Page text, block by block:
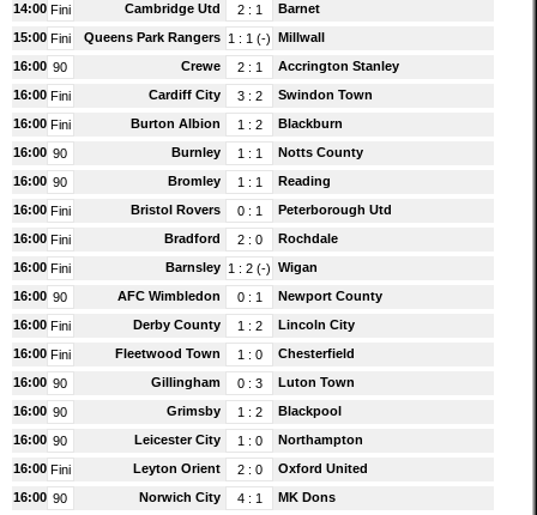
14:00 Fini Cambridge Utd 2: 1
Barnet
15:00 Fini Queens Park Rangers 1 : 1 (-)
Millwall
16:00 90 Crewe 2: 1
Accrington Stanley
16:00 Fini Cardiff City 3: 2
Swindon Town
16:00 Fini Burton Albion 1 : 2
Blackburn
16:00 90 Burnley 1 : 1
Notts County
16:00 90 Bromley 1 : 1
Reading
16:00 Fini Bristol Rovers 0: 1
Peterborough Utd
16:00 Fini Bradford 2: 0
Rochdale
16:00 Fini Barnsley 1 : 2 (-) Wigan
16:00 90 AFC Wimbledon 0: 1
Newport County
16:00 Fini Derby County 1 : 2
Lincoln City
16:00 Fini Fleetwood Town 1 : 0
Chesterfield
16:00 90 Gillingham 0: 3
Luton Town
16:00 90 Grimsby 1 : 2
Blackpool
16:00 90 Leicester City 1 : 0
Northampton
16:00 Fini Leyton Orient 2: 0
Oxford United
16:00 90 Norwich City 4: 1 MK Dons